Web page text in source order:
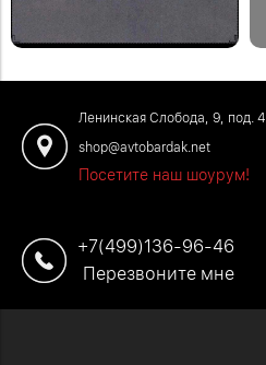
Ленинская Слобода, 9, под. 4
shop@avtobardak.net
Посетите наш шоурум!
+7(499)136-96-46
Перезвоните мне